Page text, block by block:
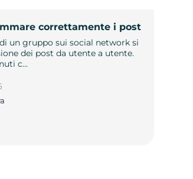
correttamente i post
un gruppo sui social network si
dei post da utente a utente.
c…